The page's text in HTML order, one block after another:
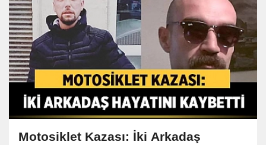
Motosiklet Kazası: İki Arkadaş